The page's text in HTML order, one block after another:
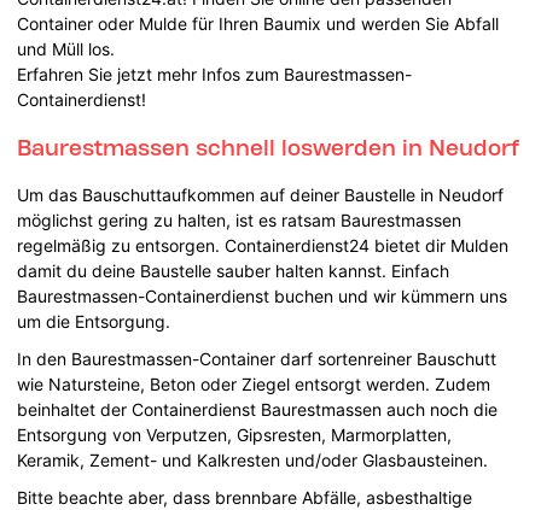
Container oder Mulde für Ihren Baumix und werden Sie Abfall
und Müll los.
Erfahren Sie jetzt mehr Infos zum Baurestmassen-
Containerdienst!
Baurestmassen schnell loswerden in Neudorf
Um das Bauschuttaufkommen auf deiner Baustelle in Neudorf
möglichst gering zu halten, ist es ratsam Baurestmassen
regelmäßig zu entsorgen. Containerdienst24 bietet dir Mulden
damit du deine Baustelle sauber halten kannst. Einfach
Baurestmassen-Containerdienst buchen und wir kümmern uns
um die Entsorgung.
In den Baurestmassen-Container darf sortenreiner Bauschutt
wie Natursteine, Beton oder Ziegel entsorgt werden. Zudem
beinhaltet der Containerdienst Baurestmassen auch noch die
Entsorgung von Verputzen, Gipsresten, Marmorplatten,
Keramik, Zement- und Kalkresten und/oder Glasbausteinen.
Bitte beachte aber, dass brennbare Abfälle, asbesthaltige